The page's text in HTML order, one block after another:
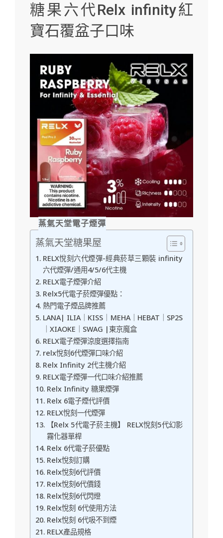
糖果六代Relx infinity紅
寶石覆盆子口味
蒸氣天堂電子煙彈
蒸氣天堂糖果屋
RELX悅刻六代煙彈-經典菸草三顆裝 infinity
六代煙彈/通用4/5/6代主機
RELX電子煙彈介紹
Relx5代電子菸煙彈優點：
熱門電子煙品牌推薦
LANA| ILIA｜KISS｜MEHA｜HEBAT｜SP2S
｜XIAOKE｜SWAG |東京魔盒
RELX電子煙彈涼度選擇指南
relx悅刻6代煙彈口味介紹
Relx Infinity 2代主機介紹
RELX電子煙彈一代口味介紹推薦
Relx Infinity 糖果煙彈
Relx 6電子煙代評價
RELX悅刻一代煙彈
【Relx 5代電子菸主機】 RELX悅刻5代幻影
霧化器單桿
Relx 6代電子菸優點
Relx悅刻訂購
Relx悅刻6代評價
Relx悅刻6代價錢
Relx悅刻6代閃燈
Relx悅刻 6代使用方法
Relx悅刻 6代吸不到煙
RELX產品規格